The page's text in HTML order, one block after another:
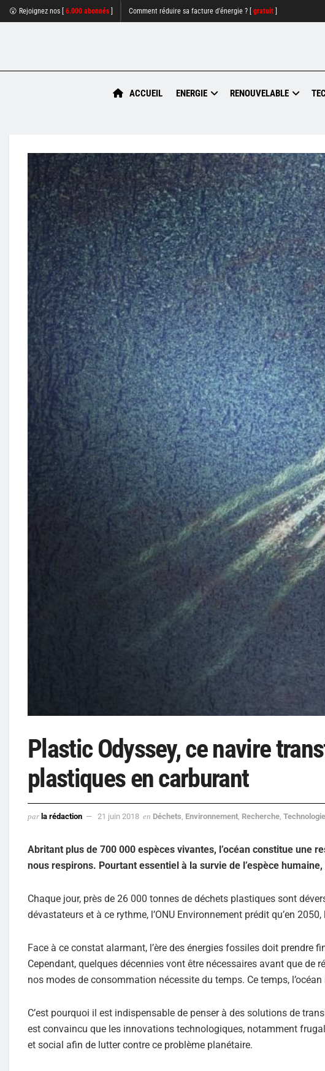
😮 Rejoignez nos [ 6.000 abonnés Comment réduire sa facture d'énergie ? [ gratuit
ACCUEIL ENERGIE RENOUVELABLE
Plastic Odyssey, ce navire
plastiques en carburant
par la rédaction 21 juin 2018 en Déchets, Environnement, Recherche, Technologie
Abritant plus de 700 000 espèces vivantes, l’océan constitue une
nous respirons. Pourtant essentiel à la survie de l’espèce
Chaque jour, près de 26 000 tonnes de déchets plastiques sont
dévastateurs et à ce rythme, l’ONU Environnement prédit qu’en
Face à ce constat alarmant, l’ère des énergies fossiles doit prendre
Cependant, quelques décennies vont être nécessaires avant que de
nos modes de consommation nécessite du temps. Ce temps, l’océan
C’est pourquoi il est indispensable de penser à des solutions de
est convaincu que les innovations technologiques, notamment
et social afin de lutter contre ce problème planétaire.